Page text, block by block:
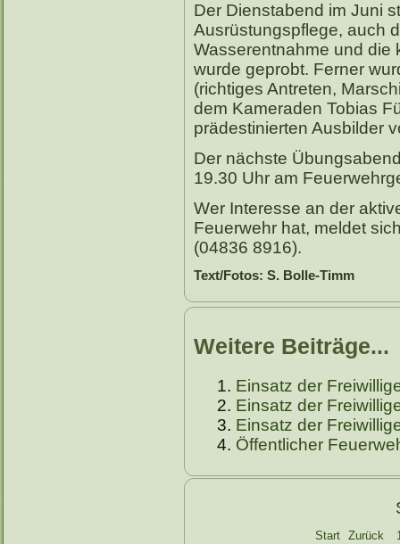
Der Dienstabend im Juni
Ausrüstungspflege, auch
Wasserentnahme und die
wurde geprobt. Ferner
(richtiges Antreten,
dem Kameraden Tobias
prädestinierten Ausbilder
Der nächste
19.30 Uhr am
Wer Interesse an der
Feuerwehr hat, meldet
(04836 8916).
Text/Fotos: S. Bolle-Timm
Weitere Beiträge...
Einsatz der
Einsatz der
Einsatz der
Öffentlicher
Start Zurück